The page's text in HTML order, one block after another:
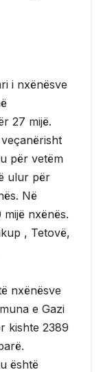
i nxënësve
27 mijë.
për vetëm
ulur për
Në
nxënës.
, Tetovë,
nxënësve
e Gazi
kishte 2389
është